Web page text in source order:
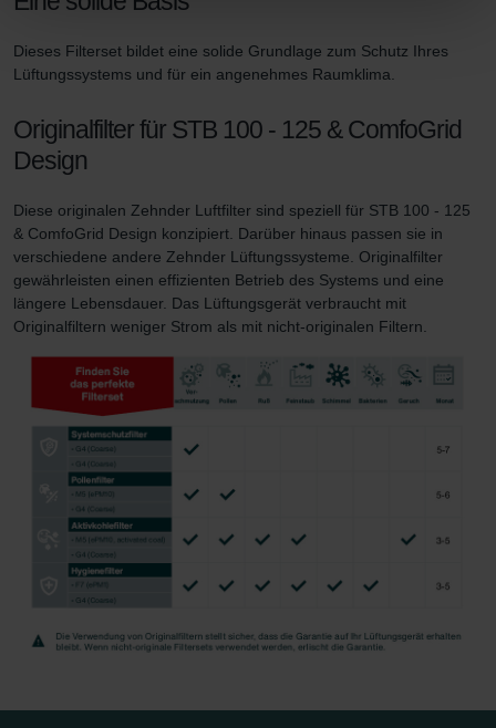
widerrufen.
Datenschutzerklärung der Zehnder Group
Zehnder Group AG: Data Privacy
Zehnder Group Czech Republic s.r.o.: Zásady ochrany
osobních údajů
Zehnder Group Ibérica SAU: Política de privacidad
Zehnder Group Italia S.r.l.: Privacy
Zehnder Group İç Mekan İklimlendirme Sanayi ve Ticaret
Limitet Şirketi: Web Sitesi Çerezleri
Zehnder Group Nederland bv: Privacyverklaringen
Zehnder Group Sales International: Privacy Policy
Zehnder Group Schweiz AG: Datenschutz
Zehnder Polska Sp. z o.o.: Oświadczenie o ochronie
danych Zehnder
Zehnder Group UK Limited: Privacy Policy
Zehnder Group Deutschland GmbH
Dieses Filterset bildet eine solide Grundlage zum Schutz Ihres
Lüftungssystems und für ein angenehmes Raumklima.
Originalfilter für STB 100 - 125 & ComfoGrid
Design
Diese originalen Zehnder Luftfilter sind speziell für STB 100 - 125
& ComfoGrid Design konzipiert. Darüber hinaus passen sie in
verschiedene andere Zehnder Lüftungssysteme. Originalfilter
gewährleisten einen effizienten Betrieb des Systems und eine
längere Lebensdauer. Das Lüftungsgerät verbraucht mit
Originalfiltern weniger Strom als mit nicht-originalen Filtern.